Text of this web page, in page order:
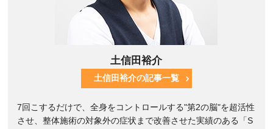
土信田裕介
土信田裕介の記事一覧
7回こするだけで、全身をコントロールする"第2の脳"を超活性
させ、整体施術の対象外の症状まで改善させた実績のある「S